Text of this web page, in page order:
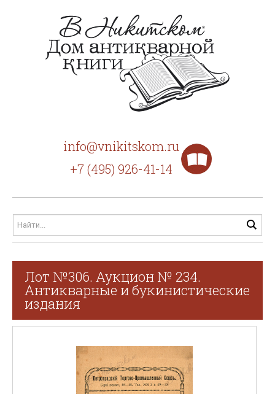
info@vnikitskom.ru
+7 (495) 926-41-14
Лот №306. Аукцион № 234.
Антикварные и букинистические
издания